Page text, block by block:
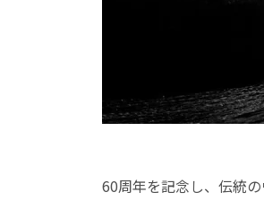
60周年を記念し、伝統